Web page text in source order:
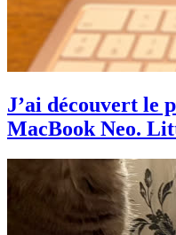
J’ai découvert le
MacBook Neo.